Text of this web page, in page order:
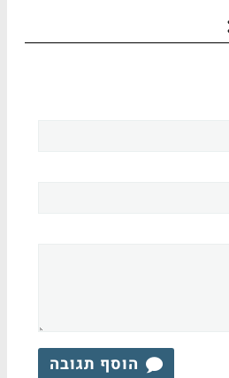
הוסף תגובה